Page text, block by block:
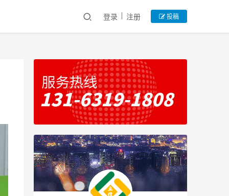
登录 注册 投稿